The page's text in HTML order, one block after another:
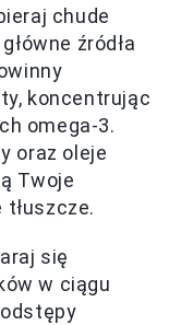
chude
źródła
koncentrując
omega-3.
oraz oleje
Twoje
się
w ciągu